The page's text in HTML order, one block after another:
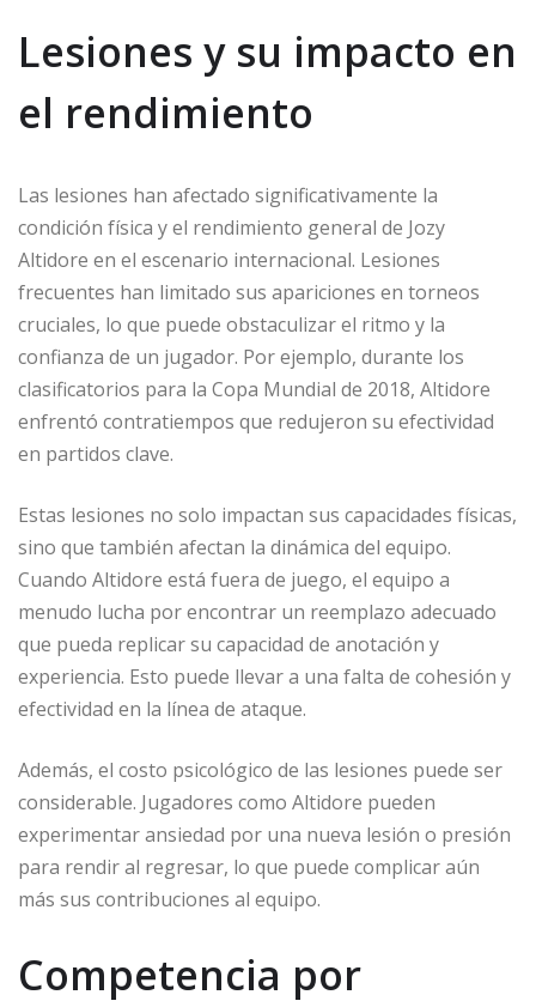
Lesiones y su impacto en
el rendimiento
Las lesiones han afectado significativamente la
condición física y el rendimiento general de Jozy
Altidore en el escenario internacional. Lesiones
frecuentes han limitado sus apariciones en torneos
cruciales, lo que puede obstaculizar el ritmo y la
confianza de un jugador. Por ejemplo, durante los
clasificatorios para la Copa Mundial de 2018, Altidore
enfrentó contratiempos que redujeron su efectividad
en partidos clave.
Estas lesiones no solo impactan sus capacidades físicas,
sino que también afectan la dinámica del equipo.
Cuando Altidore está fuera de juego, el equipo a
menudo lucha por encontrar un reemplazo adecuado
que pueda replicar su capacidad de anotación y
experiencia. Esto puede llevar a una falta de cohesión y
efectividad en la línea de ataque.
Además, el costo psicológico de las lesiones puede ser
considerable. Jugadores como Altidore pueden
experimentar ansiedad por una nueva lesión o presión
para rendir al regresar, lo que puede complicar aún
más sus contribuciones al equipo.
Competencia por